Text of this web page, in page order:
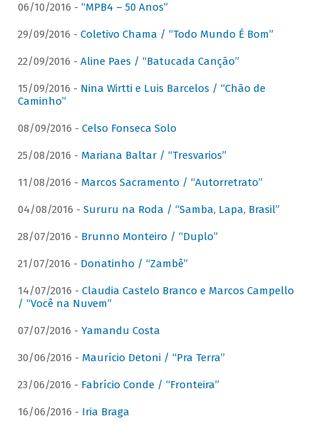
06/10/2016 - “MPB4 – 50 Anos”
29/09/2016 - Coletivo Chama / “Todo Mundo É Bom”
22/09/2016 - Aline Paes / “Batucada Canção”
15/09/2016 - Nina Wirtti e Luis Barcelos / “Chão de
Caminho”
08/09/2016 - Celso Fonseca Solo
25/08/2016 - Mariana Baltar / “Tresvarios”
11/08/2016 - Marcos Sacramento / “Autorretrato”
04/08/2016 - Sururu na Roda / “Samba, Lapa, Brasil”
28/07/2016 - Brunno Monteiro / “Duplo”
21/07/2016 - Donatinho / “Zambê”
14/07/2016 - Claudia Castelo Branco e Marcos Campello
/ “Você na Nuvem”
07/07/2016 - Yamandu Costa
30/06/2016 - Maurício Detoni / “Pra Terra”
23/06/2016 - Fabrício Conde / “Fronteira”
16/06/2016 - Iria Braga